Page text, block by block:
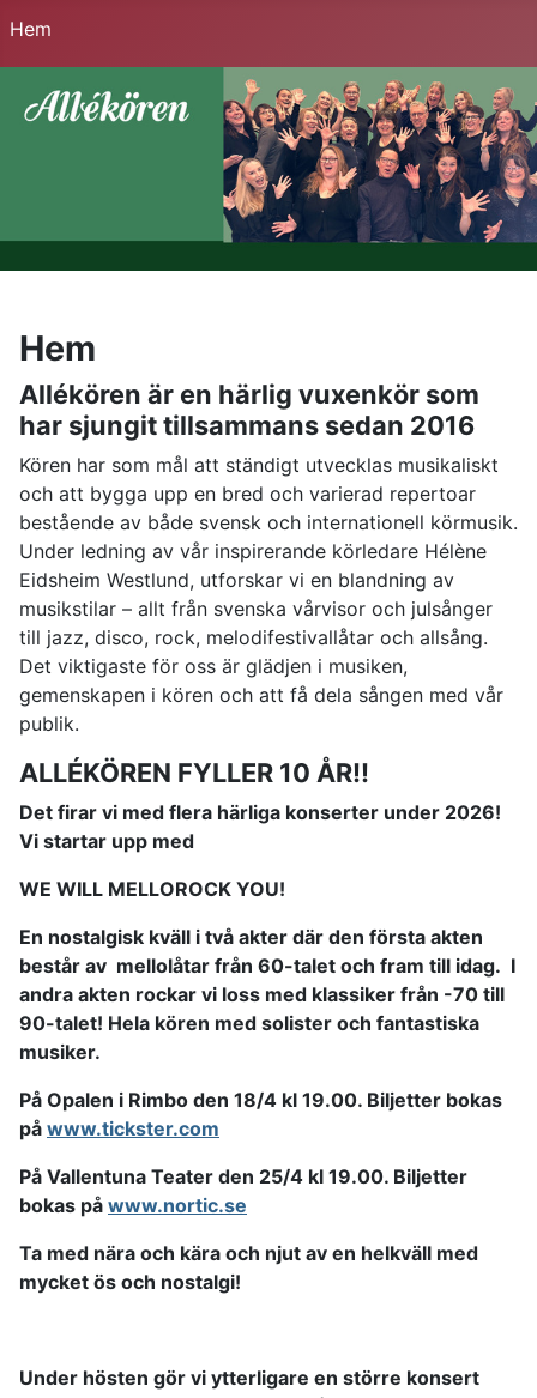
Hem
Hem
Allékören är en härlig vuxenkör som
har sjungit tillsammans sedan 2016
Kören har som mål att ständigt utvecklas musikaliskt
och att bygga upp en bred och varierad repertoar
bestående av både svensk och internationell körmusik.
Under ledning av vår inspirerande körledare Hélène
Eidsheim Westlund, utforskar vi en blandning av
musikstilar – allt från svenska vårvisor och julsånger
till jazz, disco, rock, melodifestivallåtar och allsång.
Det viktigaste för oss är glädjen i musiken,
gemenskapen i kören och att få dela sången med vår
publik.
ALLÉKÖREN FYLLER 10 ÅR!!
Det firar vi med flera härliga konserter under 2026!
Vi startar upp med
WE WILL MELLOROCK YOU!
En nostalgisk kväll i två akter där den första akten
består av mellolåtar från 60-talet och fram till idag. I
andra akten rockar vi loss med klassiker från -70 till
90-talet! Hela kören med solister och fantastiska
musiker.
På Opalen i Rimbo den 18/4 kl 19.00. Biljetter bokas
på www.tickster.com
På Vallentuna Teater den 25/4 kl 19.00. Biljetter
bokas på www.nortic.se
Ta med nära och kära och njut av en helkväll med
mycket ös och nostalgi!
Under hösten gör vi ytterligare en större konsert